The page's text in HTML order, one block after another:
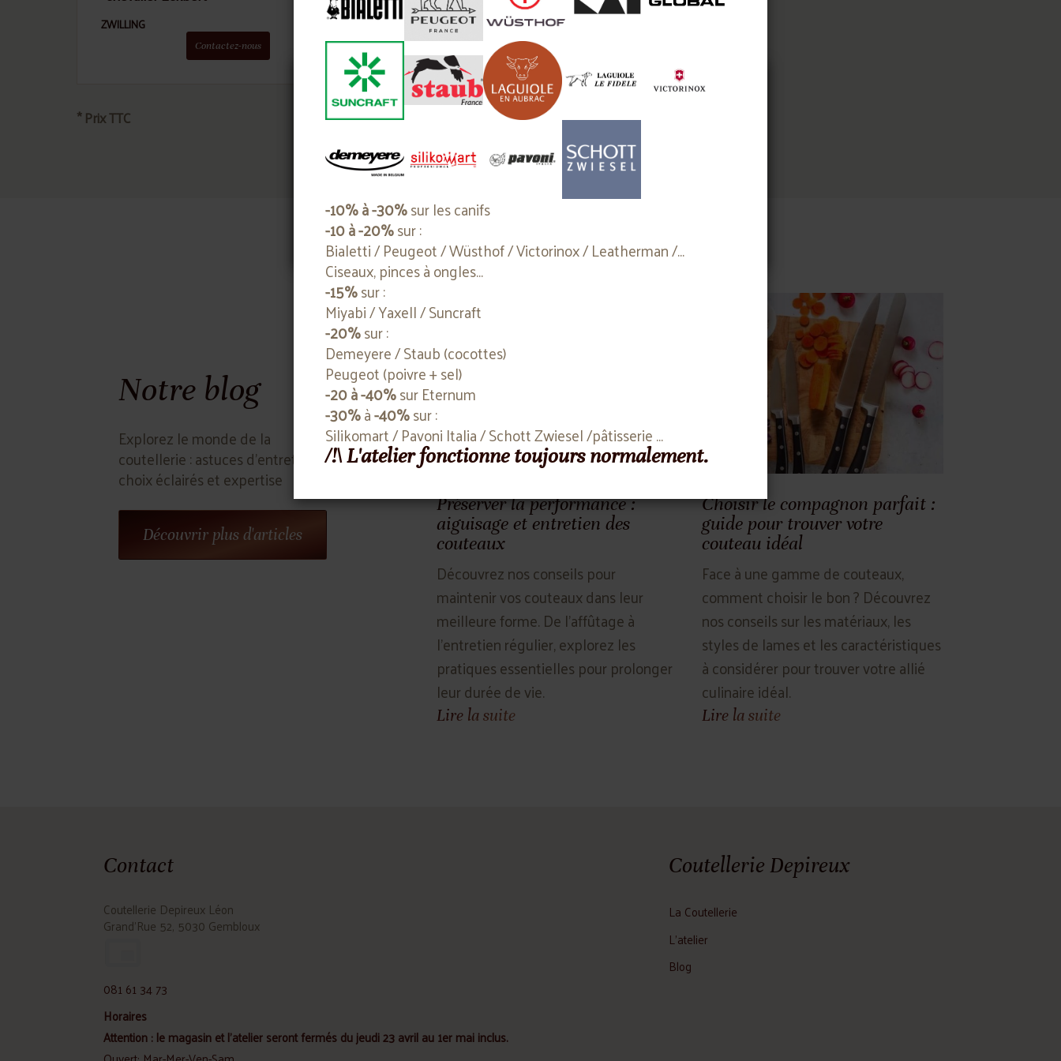
ZWILLING
Contactez-nous
ZWILLING
Contactez-nous
* Prix TTC
Notre blog
Explorez le monde de la
coutellerie : astuces d'entretien,
choix éclairés et expertise
Découvrir plus d'articles
Préserver la performance :
aiguisage et entretien des
couteaux
Découvrez nos conseils pour
maintenir vos couteaux dans leur
meilleure forme. De l'affûtage à
l'entretien régulier, explorez les
pratiques essentielles pour prolonger
leur durée de vie.
Lire la suite
Choisir le compagnon parfait :
guide pour trouver votre
couteau idéal
Face à une gamme de couteaux,
comment choisir le bon ? Découvrez
nos conseils sur les matériaux, les
styles de lames et les caractéristiques
à considérer pour trouver votre allié
culinaire idéal.
Lire la suite
Contact
Coutellerie Depireux Léon
Grand'Rue 52, 5030 Gembloux
081 61 34 73
Horaires
Attention : le magasin et l'atelier seront fermés du jeudi 23 avril au 1er mai inclus.
Coutellerie Depireux
La Coutellerie
L'atelier
Blog
Cookies
notre site. Vous pouvez en savoir plus sur les cookies que nous utilisons
ou les désactiver dans lesParamètres de cookies
Paramètres de cookies
-10% à -30%sur les canifs
-10 à -20%sur :
Bialetti / Peugeot / Wüsthof / Victorinox / Leatherman /...
Ciseaux, pinces à ongles...
-15%sur :
Miyabi / Yaxell / Suncraft
-20%sur :
Demeyere / Staub (cocottes)
Peugeot (poivre + sel)
-20 à -40%sur Eternum
-30%à-40%sur :
Silikomart / Pavoni Italia / Schott Zwiesel /pâtisserie ...
/!\ L'atelier fonctionne toujours normalement.